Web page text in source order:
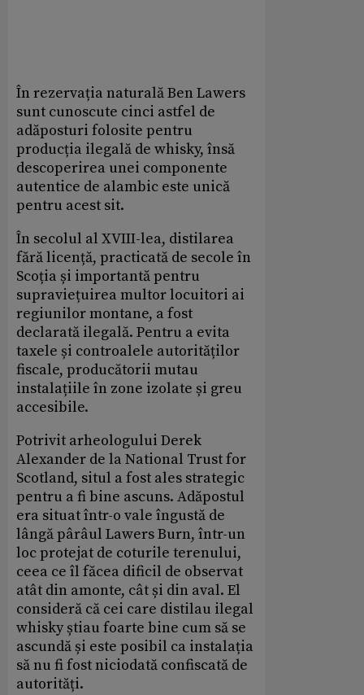
În rezervația naturală Ben Lawers
sunt cunoscute cinci astfel de
adăposturi folosite pentru
producția ilegală de whisky, însă
descoperirea unei componente
autentice de alambic este unică
pentru acest sit.
În secolul al XVIII-lea, distilarea
fără licență, practicată de secole în
Scoția și importantă pentru
supraviețuirea multor locuitori ai
regiunilor montane, a fost
declarată ilegală. Pentru a evita
taxele și controalele autorităților
fiscale, producătorii mutau
instalațiile în zone izolate și greu
accesibile.
Potrivit arheologului Derek
Alexander de la National Trust for
Scotland, situl a fost ales strategic
pentru a fi bine ascuns. Adăpostul
era situat într-o vale îngustă de
lângă pârâul Lawers Burn, într-un
loc protejat de coturile terenului,
ceea ce îl făcea dificil de observat
atât din amonte, cât și din aval. El
consideră că cei care distilau ilegal
whisky știau foarte bine cum să se
ascundă și este posibil ca instalația
să nu fi fost niciodată confiscată de
autorități.